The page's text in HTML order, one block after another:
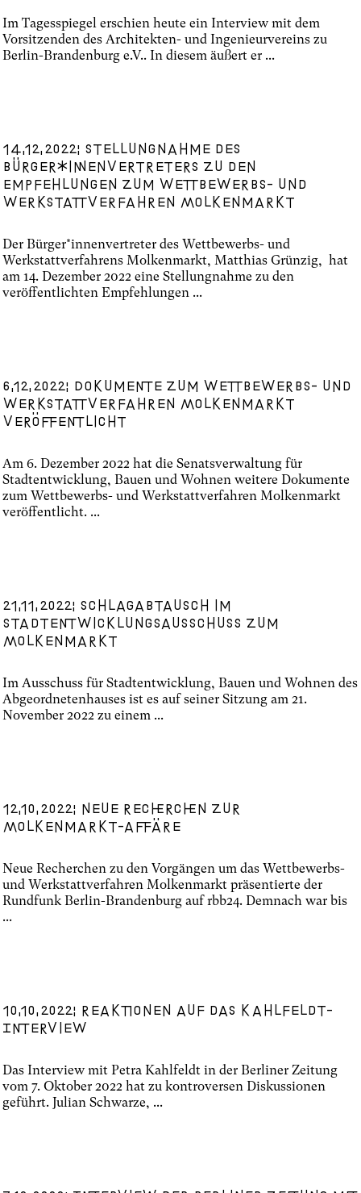
Im Tagesspiegel erschien heute ein Interview mit dem
Vorsitzenden des Architekten- und Ingenieurvereins zu
Berlin-Brandenburg e.V.. In diesem äußert er ...
14.12.2022: Stellungnahme des
Bürger*innenvertreters zu den
Empfehlungen zum Wettbewerbs- und
Werkstattverfahren Molkenmarkt
Der Bürger*innenvertreter des Wettbewerbs- und
Werkstattverfahrens Molkenmarkt, Matthias Grünzig, hat
am 14. Dezember 2022 eine Stellungnahme zu den
veröffentlichten Empfehlungen ...
6.12.2022: Dokumente zum Wettbewerbs- und
Werkstattverfahren Molkenmarkt
veröffentlicht
Am 6. Dezember 2022 hat die Senatsverwaltung für
Stadtentwicklung, Bauen und Wohnen weitere Dokumente
zum Wettbewerbs- und Werkstattverfahren Molkenmarkt
veröffentlicht. ...
21.11.2022: Schlagabtausch im
Stadtentwicklungsausschuss zum
Molkenmarkt
Im Ausschuss für Stadtentwicklung, Bauen und Wohnen des
Abgeordnetenhauses ist es auf seiner Sitzung am 21.
November 2022 zu einem ...
12.10.2022: Neue Recherchen zur
Molkenmarkt-Affäre
Neue Recherchen zu den Vorgängen um das Wettbewerbs-
und Werkstattverfahren Molkenmarkt präsentierte der
Rundfunk Berlin-Brandenburg auf rbb24. Demnach war bis
...
10.10.2022: Reaktionen auf das Kahlfeldt-
Interview
Das Interview mit Petra Kahlfeldt in der Berliner Zeitung
vom 7. Oktober 2022 hat zu kontroversen Diskussionen
geführt. Julian Schwarze, ...